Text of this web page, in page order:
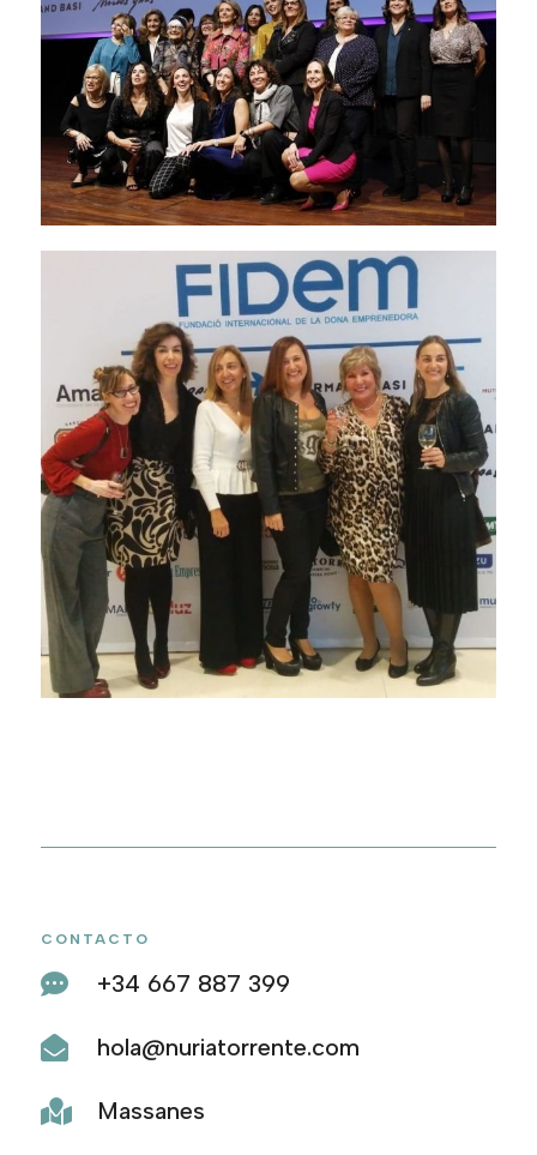
CONTACTO
 +34 667 887 399
 hola@nuriatorrente.com
 Massanes